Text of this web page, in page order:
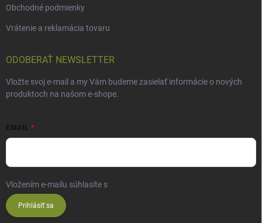
Obchodné podmienky
Vrátenie a reklamácia tovaru
ODOBERAŤ NEWSLETTER
Vložte svoj e-mail a my Vám budeme zasielať informácie o nových
produktoch na našom e-shope.
EMAIL
Vložením e-mailu súhlasíte s
Prihlásiť sa